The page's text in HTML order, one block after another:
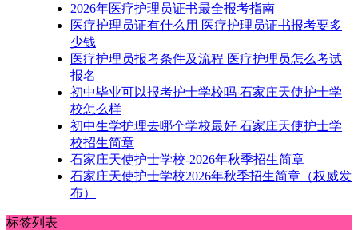
2026年医疗护理员证书最全报考指南
医疗护理员证有什么用 医疗护理员证书报考要多
少钱
医疗护理员报考条件及流程 医疗护理员怎么考试
报名
初中毕业可以报考护士学校吗 石家庄天使护士学
校怎么样
初中生学护理去哪个学校最好 石家庄天使护士学
校招生简章
石家庄天使护士学校-2026年秋季招生简章
石家庄天使护士学校2026年秋季招生简章（权威发
布）
标签列表